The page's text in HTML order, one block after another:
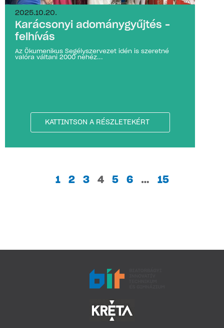
2025.10.20.
Karácsonyi adománygyűjtés –
felhívás
Az Ökumenikus Segélyszervezet idén is szeretné
valóra váltani 2000 nehéz...
KATTINTSON A RÉSZLETEKÉRT
1 2 3 4 5 6 … 15